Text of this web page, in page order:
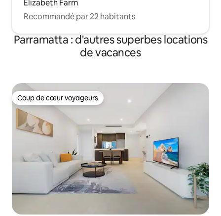
Elizabeth Farm
Recommandé par 22 habitants
Parramatta : d'autres superbes locations
de vacances
Coup de cœur voyageurs
Coup de cœur voyageurs